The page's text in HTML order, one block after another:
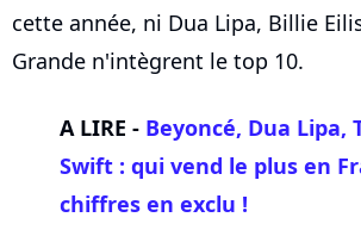
cette année, ni Dua Lipa, Billie
Grande n'intègrent le top 10.
A LIRE - Beyoncé, Dua Lipa,
Swift : qui vend le plus en
chiffres en exclu !